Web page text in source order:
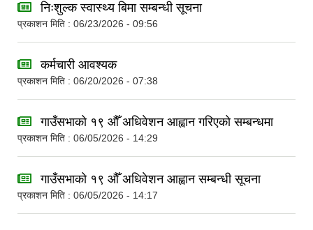
निःशुल्क स्वास्थ्य बिमा सम्बन्धी सूचना
प्रकाशन मिति : 06/23/2026 - 09:56
कर्मचारी आवश्यक
प्रकाशन मिति : 06/20/2026 - 07:38
गाउँसभाको १९ औँ अधिवेशन आह्वान गरिएको सम्बन्धमा
प्रकाशन मिति : 06/05/2026 - 14:29
गाउँसभाको १९ औँ अधिवेशन आह्वान सम्बन्धी सूचना
प्रकाशन मिति : 06/05/2026 - 14:17